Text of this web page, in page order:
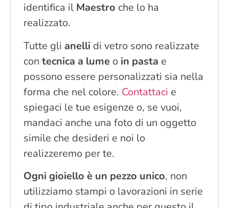
identifica il Maestro che lo ha
realizzato.
Tutte gli anelli di vetro sono realizzate
con tecnica a lume o in pasta e
possono essere personalizzati sia nella
forma che nel colore. Contattaci e
spiegaci le tue esigenze o, se vuoi,
mandaci anche una foto di un oggetto
simile che desideri e noi lo
realizzeremo per te.
Ogni gioiello è un pezzo unico, non
utilizziamo stampi o lavorazioni in serie